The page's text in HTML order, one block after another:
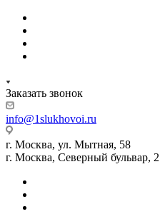
Заказать звонок
info@1slukhovoi.ru
г. Москва, ул. Мытная, 58
г. Москва, Северный бульвар, 2